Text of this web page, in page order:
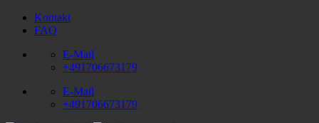
Zum
Inhalt
Kontakt
FAQ
E-Mail
+491706673179
E-Mail
+491706673179